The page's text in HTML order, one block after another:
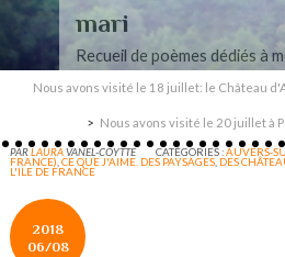
mari
Recueil de poèmes dédiés à
Nous avons visité le 18 juillet: le Château
Nous avons visité le 20 juillet à
PARLAURAVANEL-COYTTE CATÉGORIES :AUVERS-
FRANCE) ,CE QUE J'AIME. DES PAYSAGES DES
L'ILE DE FRANCE
2018
06/08